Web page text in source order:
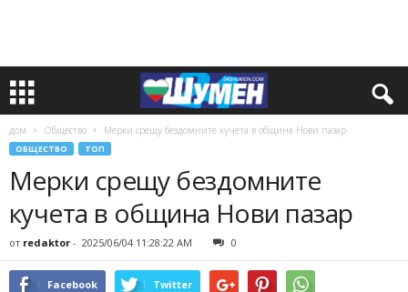
дом Общество Мерки срещу бездомните кучета в община Нови пазар
ОБЩЕСТВО ТОП
Мерки срещу бездомните
кучета в община Нови пазар
от redaktor - 2025/06/04 11:28:22 AM 0
Facebook Twitter